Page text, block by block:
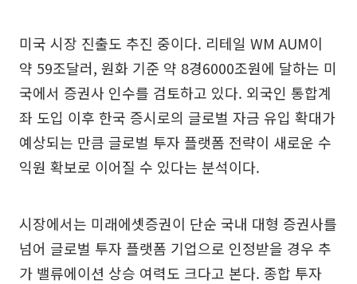
미국 시장 진출도 추진 중이다. 리테일 WM AUM이
약 59조달러, 원화 기준 약 8경6000조원에 달하는 미
국에서 증권사 인수를 검토하고 있다. 외국인 통합계
좌 도입 이후 한국 증시로의 글로벌 자금 유입 확대가
예상되는 만큼 글로벌 투자 플랫폼 전략이 새로운 수
익원 확보로 이어질 수 있다는 분석이다.
시장에서는 미래에셋증권이 단순 국내 대형 증권사를
넘어 글로벌 투자 플랫폼 기업으로 인정받을 경우 추
가 밸류에이션 상승 여력도 크다고 본다. 종합 투자